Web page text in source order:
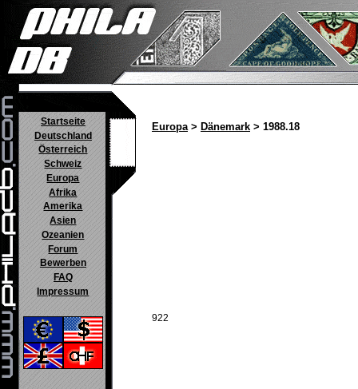
Startseite
Deutschland
Österreich
Schweiz
Europa
Afrika
Amerika
Asien
Ozeanien
Forum
Bewerben
FAQ
Impressum
Europa> Dänemark > 1988.18
922